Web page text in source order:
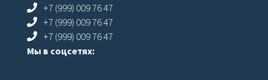
+7 (999) 009 76 47
+7 (999) 009 76 47
+7 (999) 009 76 47
Мы в соцсетях: